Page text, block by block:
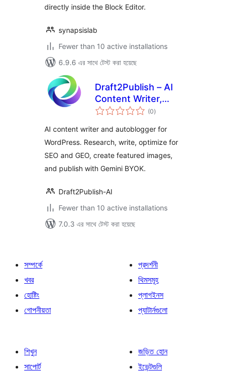
directly inside the Block Editor.
synapsislab
Fewer than 10 active installations
6.9.6 এর সাথে টেস্ট করা হয়েছে
Draft2Publish – AI
Content Writer,
Autoblogger &
(0total
ratings
)
AI content writer and autoblogger for
WordPress. Research, write, optimize for
SEO and GEO, create featured images,
and publish with Gemini BYOK.
Draft2Publish-AI
Fewer than 10 active installations
7.0.3 এর সাথে টেস্ট করা হয়েছে
সম্পর্কে
খবর
হোষ্টিং
গোপনীয়তা
প্রদর্শনী
থিমসমূহ
প্লাগইনস
প্যাটার্নগুলো
শিখুন
সাপোর্ট
জড়িত হোন
ইভেন্টগুলি